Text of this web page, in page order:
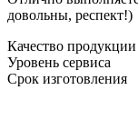
довольны, респект!)
Качество продукции
Уровень сервиса
Срок изготовления